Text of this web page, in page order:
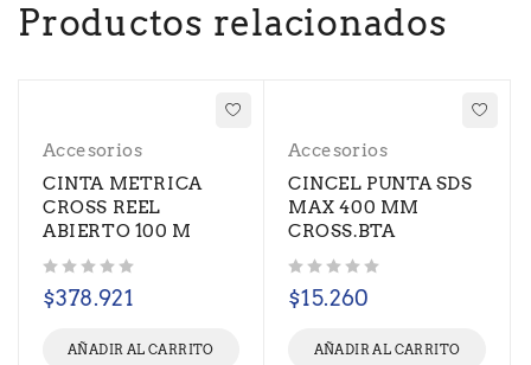
Productos relacionados
Accesorios
CINTA METRICA
CROSS REEL
ABIERTO 100 M
$378.921
AÑADIR AL CARRITO
Accesorios
CINCEL PUNTA SDS
MAX 400 MM
CROSS.BTA
$15.260
AÑADIR AL CARRITO